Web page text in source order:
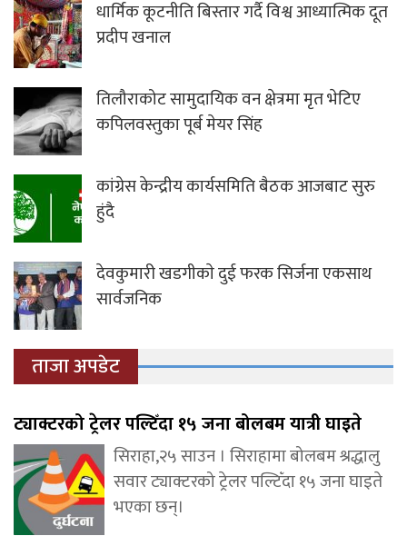
धार्मिक कूटनीति बिस्तार गर्दै विश्व आध्यात्मिक दूत
प्रदीप खनाल
तिलौराकोट सामुदायिक वन क्षेत्रमा मृत भेटिए
कपिलवस्तुका पूर्ब मेयर सिंह
कांग्रेस केन्द्रीय कार्यसमिति बैठक आजबाट सुरु
हुंदै
देवकुमारी खडगीकाे दुई फरक सिर्जना एकसाथ
सार्वजनिक
ताजा अपडेट
ट्याक्टरको ट्रेलर पल्टिँदा १५ जना बोलबम यात्री घाइते
सिराहा,२५ साउन । सिराहामा बोलबम श्रद्धालु
सवार ट्याक्टरको ट्रेलर पल्टिँदा १५ जना घाइते
भएका छन्।